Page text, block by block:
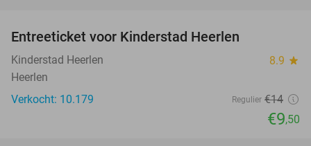
Entreeticket voor Kinderstad Heerlen
Kinderstad Heerlen 8.9 star
Heerlen
Verkocht: 10.179
Regulier €14
€9,50